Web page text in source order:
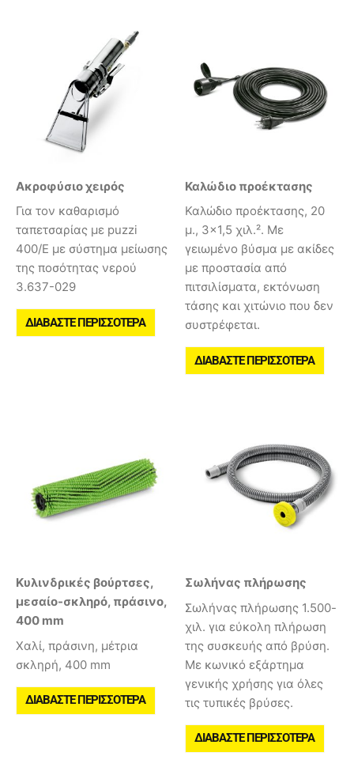
Ακροφύσιο χειρός
Για τον καθαρισμό
ταπετσαρίας με puzzi
400/E με σύστημα μείωσης
της ποσότητας νερού
3.637-029
ΔΙΑΒΆΣΤΕ ΠΕΡΙΣΣΌΤΕΡΑ
Καλώδιο προέκτασης
Καλώδιο προέκτασης, 20
μ., 3×1,5 χιλ.². Με
γειωμένο βύσμα με ακίδες
με προστασία από
πιτσιλίσματα, εκτόνωση
τάσης και χιτώνιο που δεν
συστρέφεται.
ΔΙΑΒΆΣΤΕ ΠΕΡΙΣΣΌΤΕΡΑ
Κυλινδρικές βούρτσες,
μεσαίο-σκληρό, πράσινο,
400 mm
Χαλί, πράσινη, μέτρια
σκληρή, 400 mm
ΔΙΑΒΆΣΤΕ ΠΕΡΙΣΣΌΤΕΡΑ
Σωλήνας πλήρωσης
Σωλήνας πλήρωσης 1.500-
χιλ. για εύκολη πλήρωση
της συσκευής από βρύση.
Με κωνικό εξάρτημα
γενικής χρήσης για όλες
τις τυπικές βρύσες.
ΔΙΑΒΆΣΤΕ ΠΕΡΙΣΣΌΤΕΡΑ